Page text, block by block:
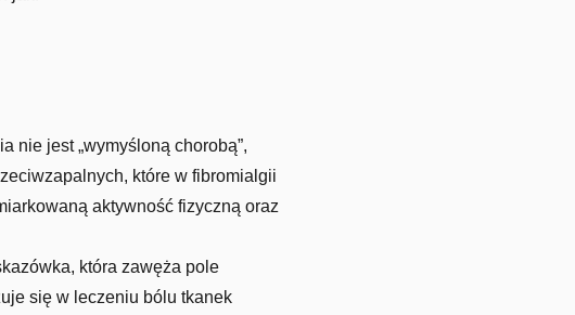
nie jest „wymyśloną chorobą”,
które w fibromialgii
aktywność fizyczną oraz
która zawęża pole
się w leczeniu bólu tkanek